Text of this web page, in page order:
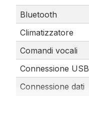
Bluetooth
Climatizzatore
Comandi vocali
Connessione USB
Connessione dati